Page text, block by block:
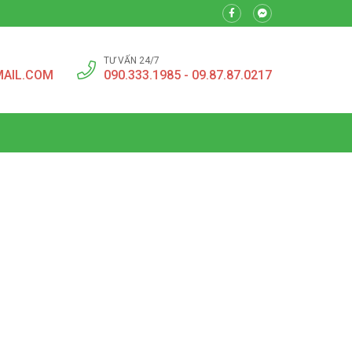
TƯ VẤN 24/7
090.333.1985 - 09.87.87.0217